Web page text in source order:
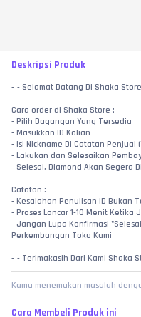
Deskripsi Produk
-_- Selamat Datang Di Shaka
Cara order di Shaka Store :
- Pilih Dagangan Yang Tersedia
- Masukkan ID Kalian
- Isi Nickname Di Catatan Penjual
- Lakukan dan Selesaikan
- Selesai, Diamond Akan Segera
Catatan :
- Kesalahan Penulisan ID Bukan
- Proses Lancar 1-10 Menit Ketika
- Jangan Lupa Konfirmasi
Perkembangan Toko Kami
-_- Terimakasih Dari Kami Shaka
Kamu menemukan masalah
Cara Membeli Produk ini